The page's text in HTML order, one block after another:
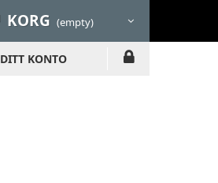
KORG (empty)
DITT KONTO